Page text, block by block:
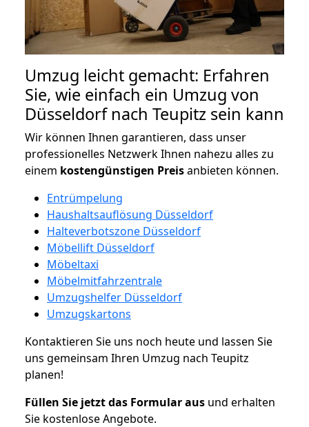
Umzug leicht gemacht: Erfahren
Sie, wie einfach ein Umzug von
Düsseldorf nach Teupitz sein kann
Wir können Ihnen garantieren, dass unser
professionelles Netzwerk Ihnen nahezu alles zu
einem kostengünstigen Preisanbieten können.
Entrümpelung
Haushaltsauflösung Düsseldorf
Halteverbotszone Düsseldorf
Möbellift Düsseldorf
Möbeltaxi
Möbelmitfahrzentrale
Umzugshelfer Düsseldorf
Umzugskartons
Kontaktieren Sie uns noch heute und lassen Sie
uns gemeinsam Ihren Umzug nach Teupitz
planen!
Füllen Sie jetzt das Formular aus und erhalten
Sie kostenlose Angebote.